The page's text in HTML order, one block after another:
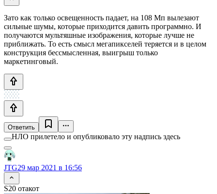
Зато как только освещенность падает, на 108 Мп вылезают
сильные шумы, которые приходится давить программно. И
получаются мультяшные изображения, которые лучше не
приближать. То есть смысл мегапикселей теряется и в целом
конструкция бессмысленная, выигрыш только
маркетинговый.
Ответить
НЛО прилетело и опубликовало эту надпись здесь
JTG29 мар 2021 в 16:56
S20 отакот